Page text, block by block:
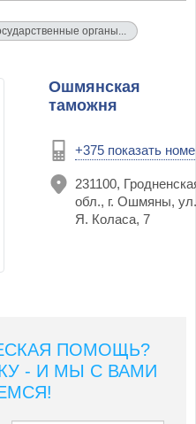
органы...
Ошмянская
таможня
+375 показать
231100,
обл., г. Ошмяны, ул.
Я. Коласа, 7
ПОМОЩЬ?
- И МЫ С ВАМИ